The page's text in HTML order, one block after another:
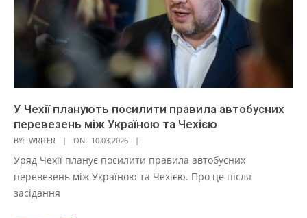
У Чехії планують посилити правила автобусних
перевезень між Україною та Чехією
BY: WRITER ON: 10.03.2026
Уряд Чехії планує посилити правила автобусних
перевезень між Україною та Чехією. Про це після
засідання